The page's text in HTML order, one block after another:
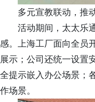
多元宣教联动，推
活动期间，太太乐
感。上海工厂面向全员
展示；公司还统一设置
全提示嵌入办公场景；
作场景。